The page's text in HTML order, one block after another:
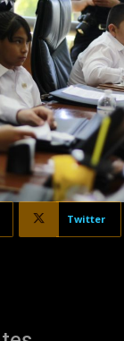
Twitter